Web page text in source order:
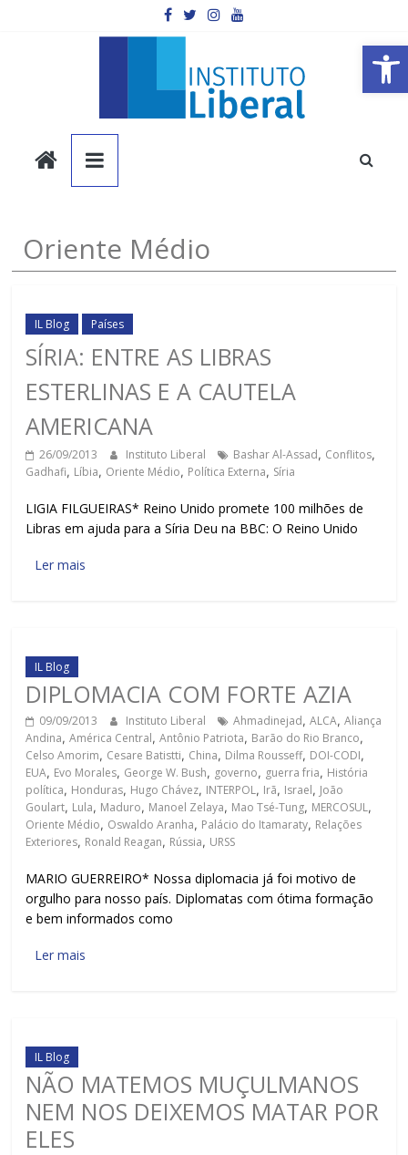
Barra de Ferramentas Aberta
Instituto
Liberal
é
mais
importante
da
sociedade.
Oriente Médio
IL Blog Países
SÍRIA: ENTRE AS LIBRAS
ESTERLINAS E A CAUTELA
AMERICANA
26/09/2013 Instituto Liberal Bashar Al-Assad, Conflitos,
Gadhafi, Líbia, Oriente Médio, Política Externa, Síria
LIGIA FILGUEIRAS* Reino Unido promete 100 milhões de
Libras em ajuda para a Síria Deu na BBC: O Reino Unido
Ler mais
IL Blog
DIPLOMACIA COM FORTE AZIA
09/09/2013 Instituto Liberal Ahmadinejad,ALCA,Aliança
Andina,América Central,Antônio Patriota, Barão do Rio Branco,
Celso Amorim, Cesare Batistti, China, Dilma Rousseff, DOI-CODI,
EUA, Evo Morales, George W. Bush, governo, guerra fria, História
política, Honduras, Hugo Chávez, INTERPOL, Irã, Israel, João
Goulart, Lula, Maduro, Manoel Zelaya, Mao Tsé-Tung, MERCOSUL,
Oriente Médio, Oswaldo Aranha, Palácio do Itamaraty, Relações
Exteriores, Ronald Reagan, Rússia, URSS
MARIO GUERREIRO* Nossa diplomacia já foi motivo de
orgulho para nosso país. Diplomatas com ótima formação
e bem informados como
Ler mais
IL Blog
NÃO MATEMOS MUÇULMANOS
NEM NOS DEIXEMOS MATAR POR
ELES